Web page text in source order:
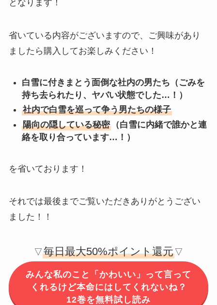
となります！
省いている内容がございますので、ご興味があり
ましたら購入してお楽しみください！
白雪に付きまとう面倒な社内の男たち（ごみを
持ち去られたり、ヤバい状態でした…！）
社内で白雪を巡って争う男たちの様子
陽向の隠している秘密（白雪に内緒で誰かと連
絡を取り合っています…！）
を省いております！
それでは最後までご覧いただきありがとうござい
ました！！
▽ 毎日最大50%ポイント還元 ▽
みんな私のこと「かわいい」って言って
くれるけど本命にはしてくれないね？
12巻を無料試し読み